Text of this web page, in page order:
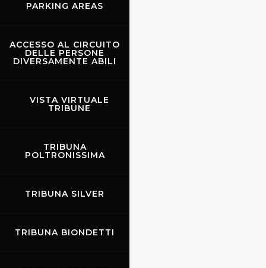
PARKING AREAS
ACCESSO AL CIRCUITO
DELLE PERSONE
DIVERSAMENTE ABILI
VISTA VIRTUALE
TRIBUNE
TRIBUNA
POLTRONISSIMA
TRIBUNA SILVER
TRIBUNA BIONDETTI
https://www.promoracing.it/it